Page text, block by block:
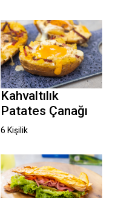
Kahvaltılık
Patates Çanağı
6 Kişilik